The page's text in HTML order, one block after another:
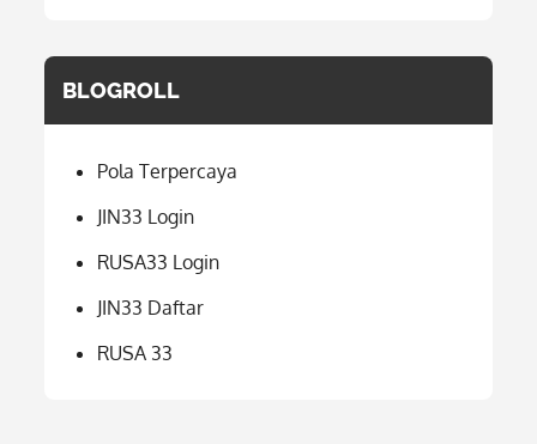
BLOGROLL
Pola Terpercaya
JIN33 Login
RUSA33 Login
JIN33 Daftar
RUSA 33